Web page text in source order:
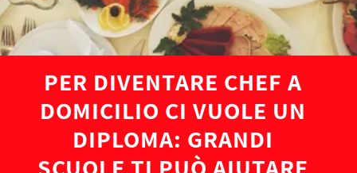
PER DIVENTARE CHEF A
DOMICILIO CI VUOLE UN
DIPLOMA: GRANDI